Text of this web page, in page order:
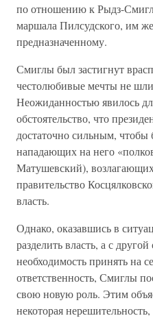
по отношению к Рыдз-
маршала Пилсудского, им
предназначенному.
Смиглы был застигнут
честолюбивые мечты не шли
Неожиданностью явилось
обстоятельство, что
достаточно сильным, чтобы
нападающих на него
Матушевский), возлагающих
правительство
власть.
Однако, оказавшись в
разделить власть, а с
необходимость принять на
ответственность, Смиглы
свою новую роль. Этим
некоторая